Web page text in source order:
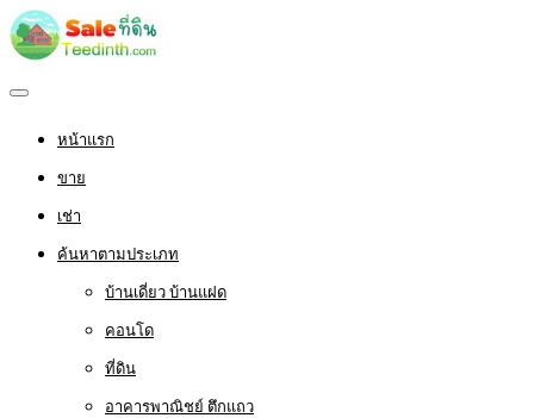
หน้าแรก
ขาย
เช่า
ค้นหาตามประเภท
บ้านเดี่ยว บ้านแฝด
คอนโด
ที่ดิน
อาคารพาณิชย์ ตึกแถว